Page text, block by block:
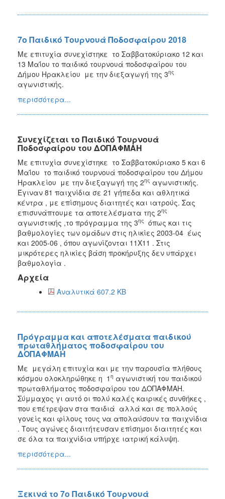
7ο Παιδικό Τουρνουά Ποδοσφαίρου 2018
Με επιτυχία συνεχίστηκε το Σαββατοκύριακο 12 και
13 Μαΐου το παιδικό τουρνουά ποδοσφαίρου του
Δήμου Ηρακλείου με την διεξαγωγή της 3ης
αγωνιστικής.
περισσότερα...
Συνεχίζεται το Παιδικό Τουρνουά
Ποδοσφαίρου του ΔΟΠΑΦΜΑΗ
Με επιτυχία συνεχίστηκε το Σαββατοκύριακο 5 και 6
Μαΐου το παιδικό τουρνουά ποδοσφαίρου του Δήμου
Ηρακλείου με την διεξαγωγή της 2ης αγωνιστικής.
Έγιναν 81 παιχνίδια σε 21 γήπεδα και αθλητικά
κέντρα , με επίσημους διαιτητές και ιατρούς. Σας
επισυνάπτουμε τα αποτελέσματα της 2ης
αγωνιστικής ,το πρόγραμμα της 3ης όπως και τις
βαθμολογίες των ομάδων στις ηλικίες 2003-04 έως
και 2005-06 , όπου αγωνίζονται 11Χ11 . Στις
μικρότερες ηλικίες βάση προκήρυξης δεν υπάρχει
βαθμολογία .
Αρχεία
Αναλυτικά 607.2 KB
Πρόγραμμα και αποτελέσματα παιδικού
πρωταθλήματος ποδοσφαίρου του
ΔΟΠΑΦΜΑΗ
Με μεγάλη επιτυχία και με την παρουσία πλήθους
κόσμου ολοκληρώθηκε η 1 η αγωνιστική του παιδικού
πρωταθλήματος ποδοσφαίρου του ΔΟΠΑΦΜΑΗ.
Σύμμαχος γι αυτό οι πολύ καλές καιρικές συνθήκες ,
που επέτρεψαν στα παιδιά αλλά και σε πολλούς
γονείς και φίλους τους να απολαύσουν τα παιχνίδια
. Τους αγώνες διαιτήτευσαν επίσημοι διαιτητές και
σε όλα τα παιχνίδια υπήρχε ιατρική κάλυψη.
περισσότερα...
Ξεκινά το 7ο Παιδικό Τουρνουά